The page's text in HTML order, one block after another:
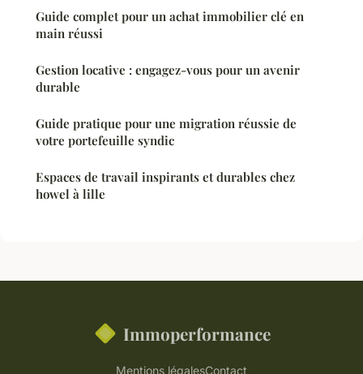
Guide complet pour un achat immobilier clé en
main réussi
Gestion locative : engagez-vous pour un avenir
durable
Guide pratique pour une migration réussie de
votre portefeuille syndic
Espaces de travail inspirants et durables chez
howel à lille
Immoperformance
Mentions légalesContact